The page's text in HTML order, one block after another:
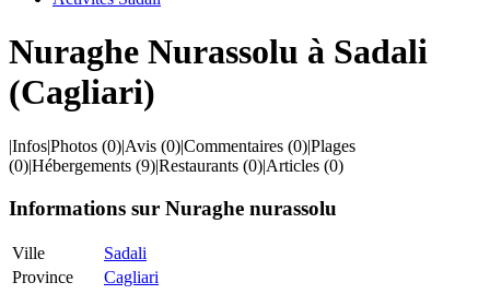
Nuraghe Nurassolu à Sadali
(Cagliari)
|Infos|Photos (0)|Avis (0)|Commentaires (0)|Plages
(0)|Hébergements (9)|Restaurants (0)|Articles (0)
Informations sur Nuraghe nurassolu
Ville
Sadali
Province
Cagliari